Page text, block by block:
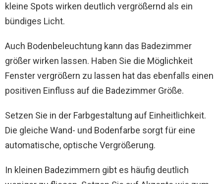
kleine Spots wirken deutlich vergrößernd als ein
bündiges Licht.
Auch Bodenbeleuchtung kann das Badezimmer
größer wirken lassen. Haben Sie die Möglichkeit
Fenster vergrößern zu lassen hat das ebenfalls einen
positiven Einfluss auf die Badezimmer Größe.
Setzen Sie in der Farbgestaltung auf Einheitlichkeit.
Die gleiche Wand- und Bodenfarbe sorgt für eine
automatische, optische Vergrößerung.
In kleinen Badezimmern gibt es häufig deutlich